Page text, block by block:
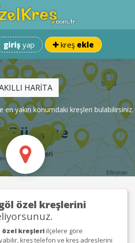
giriş yap kreş ekle
HARİTA
en yakın konumdaki kreşleri bulabilirsiniz.
özel kreşlerini
özel kreşleriilçelere göre
kreş telefon ve kreş adreslerini